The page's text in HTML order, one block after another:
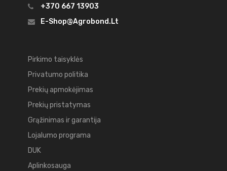
+370 667 13903
E-Shop@agrobond.lt
Pirkimo taisyklės
Privatumo politika
Prekių apmokėjimas
Prekių pristatymas
Grąžinimas ir garantija
Lojalumo programa
DUK
Aplinkosauga